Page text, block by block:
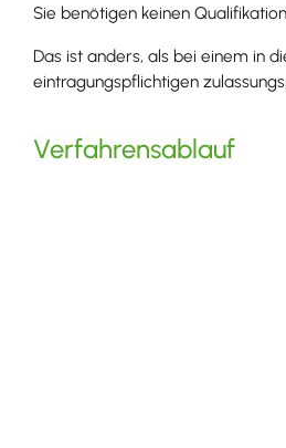
Sie benötigen keinen
Das ist anders, als bei einem in
eintragungspflichtigen
Verfahrensablauf